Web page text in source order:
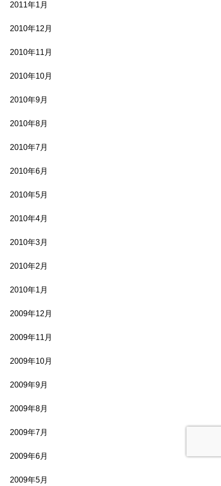
2011年1月
2010年12月
2010年11月
2010年10月
2010年9月
2010年8月
2010年7月
2010年6月
2010年5月
2010年4月
2010年3月
2010年2月
2010年1月
2009年12月
2009年11月
2009年10月
2009年9月
2009年8月
2009年7月
2009年6月
2009年5月